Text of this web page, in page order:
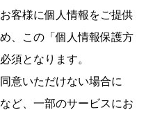
客様に個人情報をご提供
、この「個人情報保護方
須となります。
意いただけない場合に
ど、一部のサービスにお